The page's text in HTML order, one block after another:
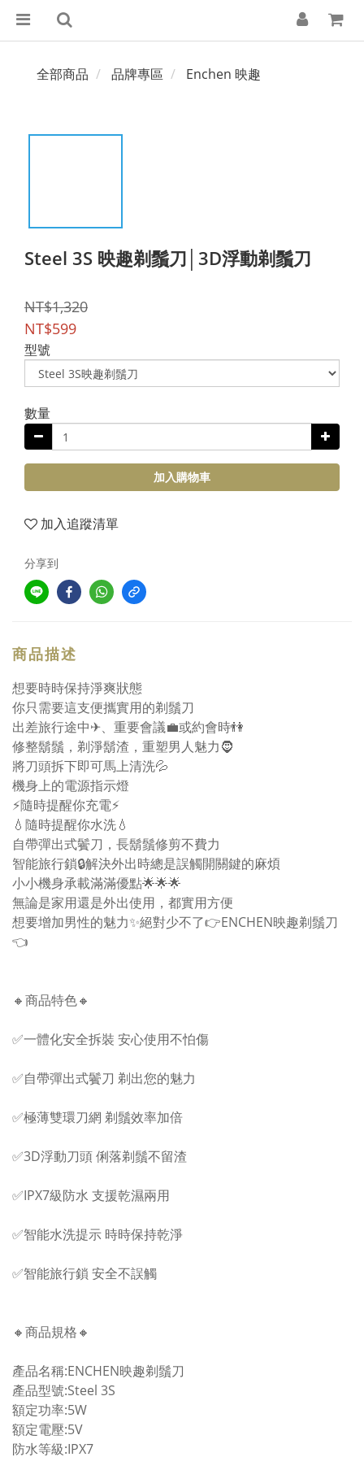
全部商品 品牌專區 Enchen 映趣
Steel 3S 映趣剃鬚刀│3D浮動剃鬚刀
NT$1,320
NT$599
型號
數量
加入購物車
加入追蹤清單
分享到
商品描述
想要時時保持淨爽狀態
你只需要這支便攜實用的剃鬚刀
出差旅行途中✈、重要會議💼或約會時👫
修整鬍鬚，剃淨鬍渣，重塑男人魅力🧔
將刀頭拆下即可馬上清洗💦
機身上的電源指示燈
⚡隨時提醒你充電⚡
💧隨時提醒你水洗💧
自帶彈出式鬢刀，長鬍鬚修剪不費力
智能旅行鎖🔒解決外出時總是誤觸開關鍵的麻煩
小小機身承載滿滿優點🌟🌟🌟
無論是家用還是外出使用，都實用方便
想要增加男性的魅力✨絕對少不了👉ENCHEN映趣剃鬚刀
👈
🔸商品特色🔸
✅一體化安全拆裝 安心使用不怕傷
✅自帶彈出式鬢刀 剃出您的魅力
✅極薄雙環刀網 剃鬚效率加倍
✅3D浮動刀頭 俐落剃鬚不留渣
✅IPX7級防水 支援乾濕兩用
✅智能水洗提示 時時保持乾淨
✅智能旅行鎖 安全不誤觸
🔸商品規格🔸
產品名稱:ENCHEN映趣剃鬚刀
產品型號:Steel 3S
額定功率:5W
額定電壓:5V
防水等級:IPX7